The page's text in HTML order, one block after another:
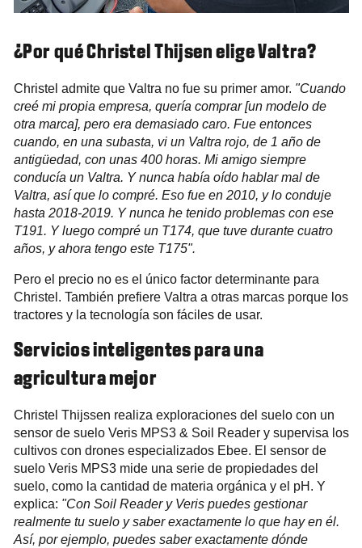
¿Por qué Christel Thijsen elige Valtra?
Christel admite que Valtra no fue su primer amor. "Cuando
creé mi propia empresa, quería comprar [un modelo de
otra marca], pero era demasiado caro. Fue entonces
cuando, en una subasta, vi un Valtra rojo, de 1 año de
antigüedad, con unas 400 horas. Mi amigo siempre
conducía un Valtra. Y nunca había oído hablar mal de
Valtra, así que lo compré. Eso fue en 2010, y lo conduje
hasta 2018-2019. Y nunca he tenido problemas con ese
T191. Y luego compré un T174, que tuve durante cuatro
años, y ahora tengo este T175".
Pero el precio no es el único factor determinante para
Christel. También prefiere Valtra a otras marcas porque los
tractores y la tecnología son fáciles de usar.
Servicios inteligentes para una
agricultura mejor
Christel Thijssen realiza exploraciones del suelo con un
sensor de suelo Veris MPS3 & Soil Reader y supervisa los
cultivos con drones especializados Ebee. El sensor de
suelo Veris MPS3 mide una serie de propiedades del
suelo, como la cantidad de materia orgánica y el pH. Y
explica: "Con Soil Reader y Veris puedes gestionar
realmente tu suelo y saber exactamente lo que hay en él.
Así, por ejemplo, puedes saber exactamente dónde